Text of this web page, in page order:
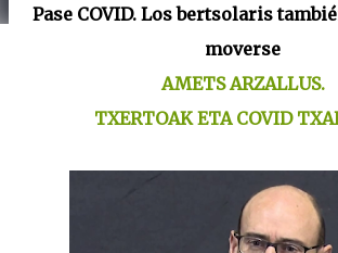
Pase COVID. Los bertsolaris
moverse
AMETS ARZALLUS.
TXERTOAK ETA COVID